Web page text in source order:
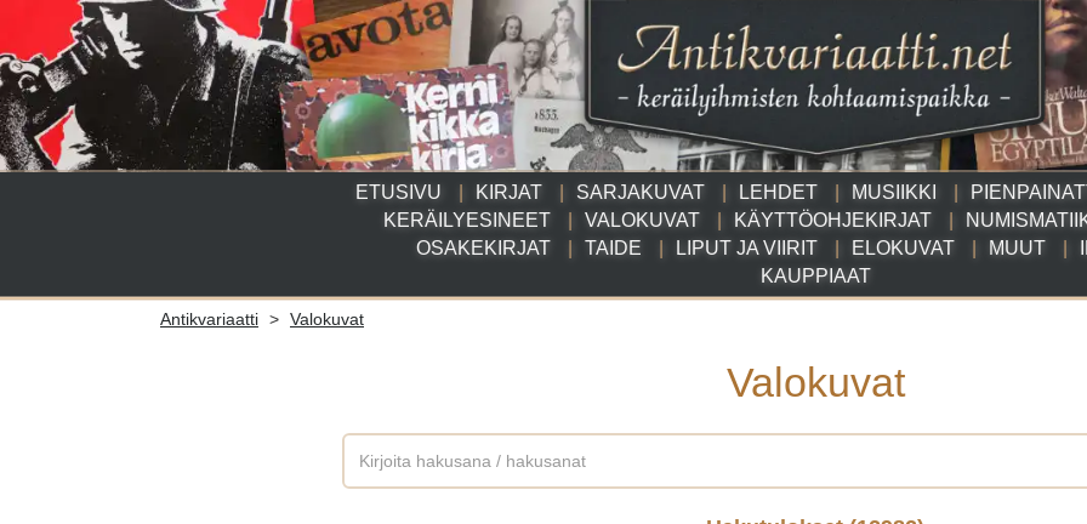
ETUSIVU KIRJAT SARJAKUVAT LEHDET MUSIIKKI
KERÄILYESINEET
VALOKUVAT KÄYTTÖOHJEKIRJAT
OSAKEKIRJAT
TAIDE LIPUT JA VIIRIT ELOKUVAT MUUT
KAUPPIAAT
Antikvariaatti > Valokuvat
Valokuvat